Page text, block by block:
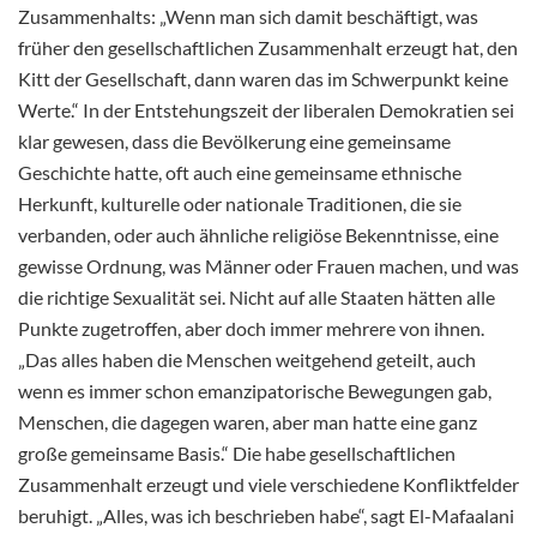
Zusammenhalts: „Wenn man sich damit beschäftigt, was
früher den gesellschaftlichen Zusammenhalt erzeugt hat, den
Kitt der Gesellschaft, dann waren das im Schwerpunkt keine
Werte.“ In der Entstehungszeit der liberalen Demokratien sei
klar gewesen, dass die Bevölkerung eine gemeinsame
Geschichte hatte, oft auch eine gemeinsame ethnische
Herkunft, kulturelle oder nationale Traditionen, die sie
verbanden, oder auch ähnliche religiöse Bekenntnisse, eine
gewisse Ordnung, was Männer oder Frauen machen, und was
die richtige Sexualität sei. Nicht auf alle Staaten hätten alle
Punkte zugetroffen, aber doch immer mehrere von ihnen.
„Das alles haben die Menschen weitgehend geteilt, auch
wenn es immer schon emanzipatorische Bewegungen gab,
Menschen, die dagegen waren, aber man hatte eine ganz
große gemeinsame Basis.“ Die habe gesellschaftlichen
Zusammenhalt erzeugt und viele verschiedene Konfliktfelder
beruhigt. „Alles, was ich beschrieben habe“, sagt El-Mafaalani